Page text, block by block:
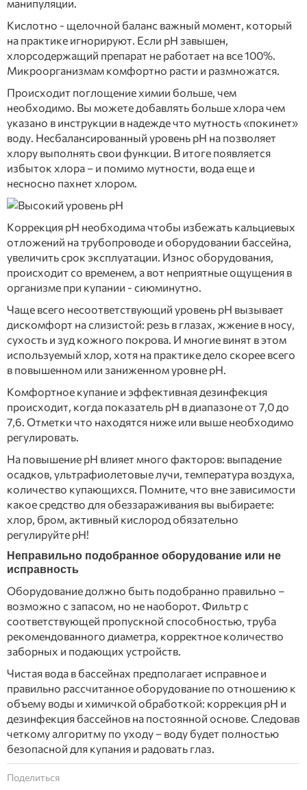
манипуляции.
Кислотно - щелочной баланс важный момент, который
на практике игнорируют. Если рН завышен,
хлорсодержащий препарат не работает на все 100%.
Микроорганизмам комфортно расти и размножатся.
Происходит поглощение химии больше, чем
необходимо. Вы можете добавлять больше хлора чем
указано в инструкции в надежде что мутность «покинет»
воду. Несбалансированный уровень рН на позволяет
хлору выполнять свои функции. В итоге появляется
избыток хлора – и помимо мутности, вода еще и
несносно пахнет хлором.
Коррекция рН необходима чтобы избежать кальциевых
отложений на трубопроводе и оборудовании бассейна,
увеличить срок эксплуатации. Износ оборудования,
происходит со временем, а вот неприятные ощущения в
организме при купании - сиюминутно.
Чаще всего несоответствующий уровень рН вызывает
дискомфорт на слизистой: резь в глазах, жжение в носу,
сухость и зуд кожного покрова. И многие винят в этом
используемый хлор, хотя на практике дело скорее всего
в повышенном или заниженном уровне рН.
Комфортное купание и эффективная дезинфекция
происходит, когда показатель рН в диапазоне от 7,0 до
7,6. Отметки что находятся ниже или выше необходимо
регулировать.
На повышение рН влияет много факторов: выпадение
осадков, ультрафиолетовые лучи, температура воздуха,
количество купающихся. Помните, что вне зависимости
какое средство для обеззараживания вы выбираете:
хлор, бром, активный кислород обязательно
регулируйте рН!
Неправильно подобранное оборудование или не
исправность
Оборудование должно быть подобранно правильно –
возможно с запасом, но не наоборот. Фильтр с
соответствующей пропускной способностью, труба
рекомендованного диаметра, корректное количество
заборных и подающих устройств.
Чистая вода в бассейнах предполагает исправное и
правильно рассчитанное оборудование по отношению к
объему воды и химичкой обработкой: коррекция рН и
дезинфекция бассейнов на постоянной основе. Следовав
четкому алгоритму по уходу – воду будет полностью
безопасной для купания и радовать глаз.
Поделиться